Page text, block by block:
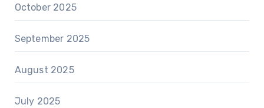
October 2025
September 2025
August 2025
July 2025